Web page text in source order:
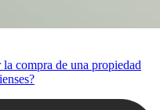
compra de una propiedad